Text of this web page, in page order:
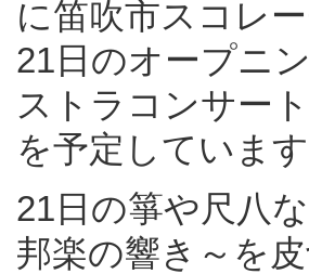
に笛吹市スコレ
21日のオープニ
ストラコンサー
を予定しています
21日の箏や尺八
邦楽の響き～を